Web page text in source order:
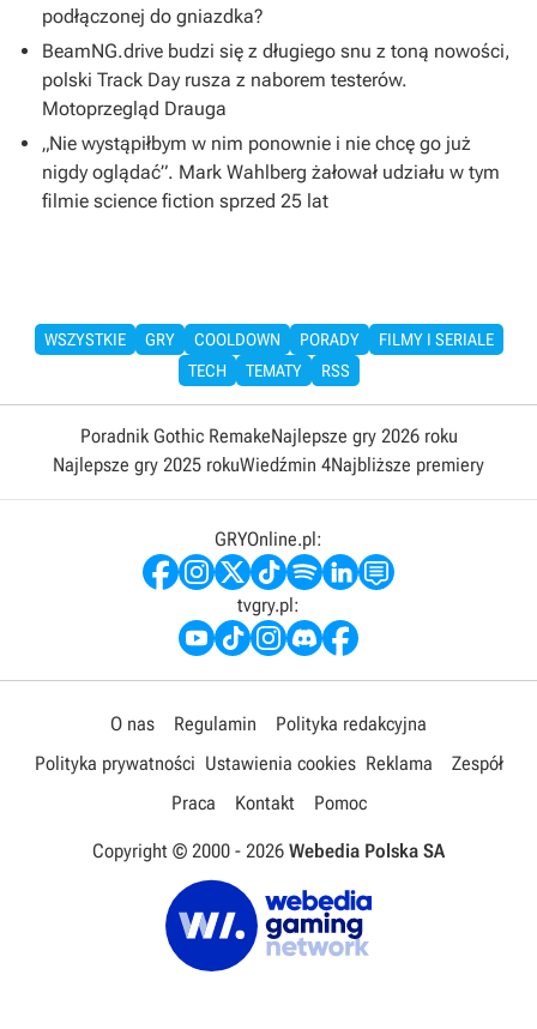
podłączonej do gniazdka?
BeamNG.drive budzi się z długiego snu z toną nowości,
polski Track Day rusza z naborem testerów.
Motoprzegląd Drauga
„Nie wystąpiłbym w nim ponownie i nie chcę go już
nigdy oglądać”. Mark Wahlberg żałował udziału w tym
filmie science fiction sprzed 25 lat
WSZYSTKIE GRY COOLDOWN PORADY
FILMY I SERIALE
TECH
TEMATY RSS
Poradnik Gothic RemakeNajlepsze gry 2026 roku
Najlepsze gry 2025 rokuWiedźmin 4Najbliższe premiery
GRYOnline.pl:
tvgry.pl:
O nas Regulamin
Polityka redakcyjna
Polityka prywatności Ustawienia cookies Reklama
Zespół
Praca
Kontakt Pomoc
Copyright © 2000 - 2026 Webedia Polska SA